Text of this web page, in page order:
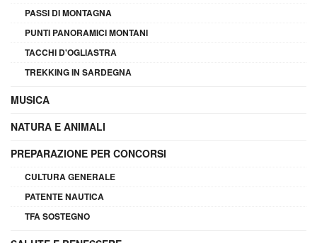
PASSI DI MONTAGNA
PUNTI PANORAMICI MONTANI
TACCHI D'OGLIASTRA
TREKKING IN SARDEGNA
MUSICA
NATURA E ANIMALI
PREPARAZIONE PER CONCORSI
CULTURA GENERALE
PATENTE NAUTICA
TFA SOSTEGNO